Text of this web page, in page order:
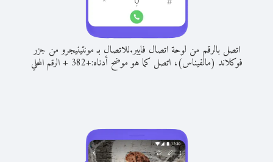
اتصل بالرقم من لوحة اتصال فايبر.للاتصال بـ مونتينيجرو من جزر
فوكلاند (مالفيناس)، اتصل كما هو موضح أدناه:+
382
+الرقم المحلي